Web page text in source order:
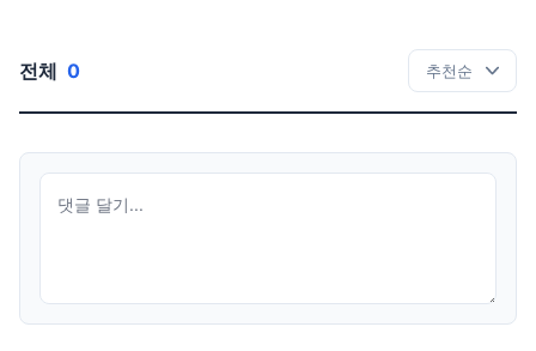
전체 0